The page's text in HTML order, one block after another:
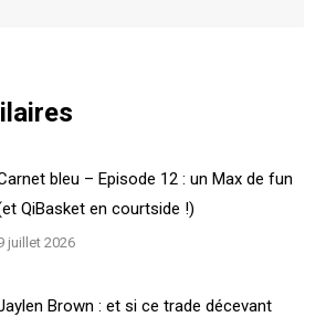
bleu – Episode 12 : un Max de fun
QiBasket en courtside !)
juillet 2026
Brown : et si ce trade décevant